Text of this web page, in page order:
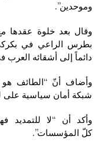
وموحدين”.
وقال بعد خلوة عقدها
بطرس الراعي في
دائماً إلى أشقائه العرب
وأضاف أنّ “الطائف هو
شبكة أمان سياسية على
وأكد أن “لا
كلّ المؤسسات”.